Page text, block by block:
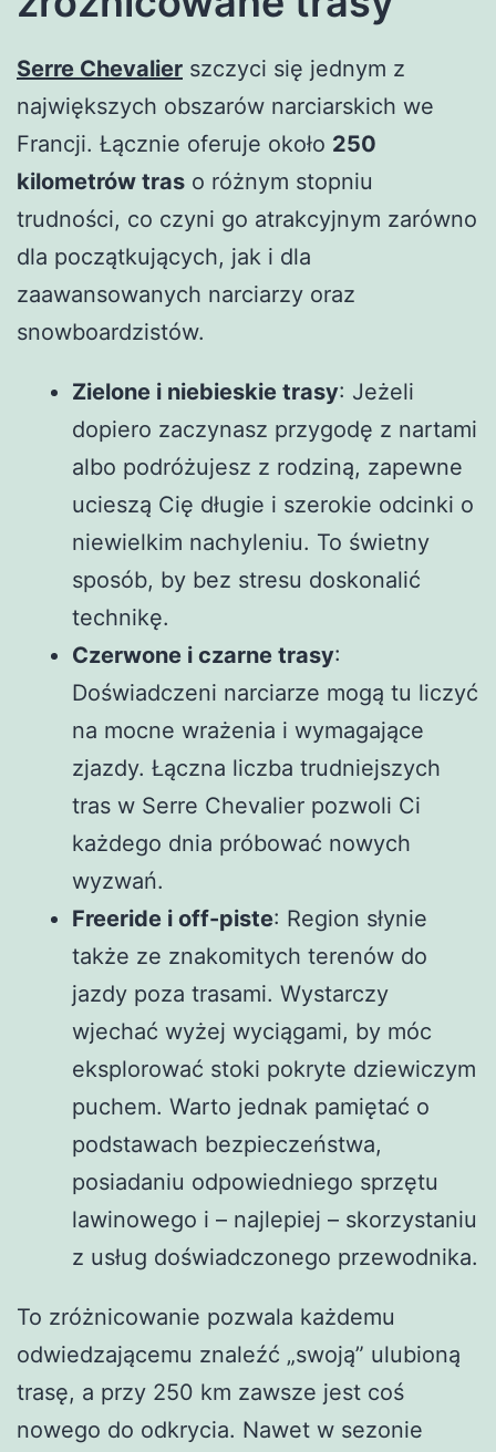
Serre Chevalier szczyci się jednym z
największych obszarów narciarskich we
Francji. Łącznie oferuje około 250
kilometrów tras o różnym stopniu
trudności, co czyni go atrakcyjnym zarówno
dla początkujących, jak i dla
zaawansowanych narciarzy oraz
snowboardzistów.
Zielone i niebieskie trasy: Jeżeli
dopiero zaczynasz przygodę z nartami
albo podróżujesz z rodziną, zapewne
ucieszą Cię długie i szerokie odcinki o
niewielkim nachyleniu. To świetny
sposób, by bez stresu doskonalić
technikę.
Czerwone i czarne trasy:
Doświadczeni narciarze mogą tu liczyć
na mocne wrażenia i wymagające
zjazdy. Łączna liczba trudniejszych
tras w Serre Chevalier pozwoli Ci
każdego dnia próbować nowych
wyzwań.
Freeride i off-piste: Region słynie
także ze znakomitych terenów do
jazdy poza trasami. Wystarczy
wjechać wyżej wyciągami, by móc
eksplorować stoki pokryte dziewiczym
puchem. Warto jednak pamiętać o
podstawach bezpieczeństwa,
posiadaniu odpowiedniego sprzętu
lawinowego i – najlepiej – skorzystaniu
z usług doświadczonego przewodnika.
To zróżnicowanie pozwala każdemu
odwiedzającemu znaleźć „swoją” ulubioną
trasę, a przy 250 km zawsze jest coś
nowego do odkrycia. Nawet w sezonie